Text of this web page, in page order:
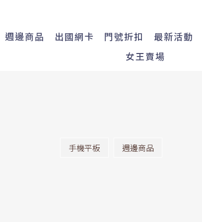
門號折扣
週邊商品 最新活動
女王賣場
出國網卡
手機平板 週邊商品